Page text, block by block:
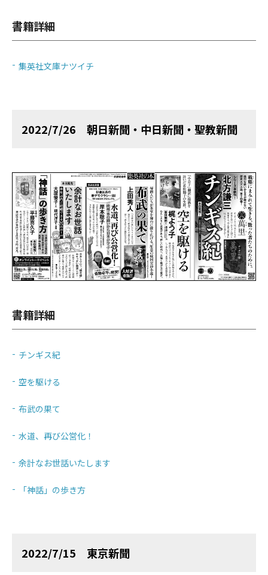
書籍詳細
集英社文庫ナツイチ
2022/7/26 朝日新聞・中日新聞・聖教新聞
書籍詳細
チンギス紀
空を駆ける
布武の果て
水道、再び公営化！
余計なお世話いたします
「神話」の歩き方
2022/7/15 東京新聞